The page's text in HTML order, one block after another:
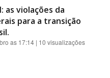
as violações da
para a transição
as 17:14 | 10 visualizações